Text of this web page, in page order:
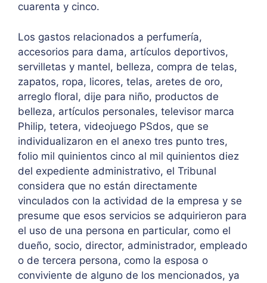
cuarenta y cinco.
Los gastos relacionados a perfumería,
accesorios para dama, artículos deportivos,
servilletas y mantel, belleza, compra de telas,
zapatos, ropa, licores, telas, aretes de oro,
arreglo floral, dije para niño, productos de
belleza, artículos personales, televisor marca
Philip, tetera, videojuego PSdos, que se
individualizaron en el anexo tres punto tres,
folio mil quinientos cinco al mil quinientos diez
del expediente administrativo, el Tribunal
considera que no están directamente
vinculados con la actividad de la empresa y se
presume que esos servicios se adquirieron para
el uso de una persona en particular, como el
dueño, socio, director, administrador, empleado
o de tercera persona, como la esposa o
conviviente de alguno de los mencionados, ya